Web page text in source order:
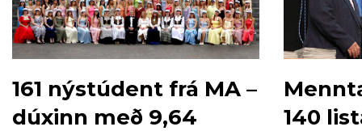
161 nýstúdent frá MA –
dúxinn með 9,64
140